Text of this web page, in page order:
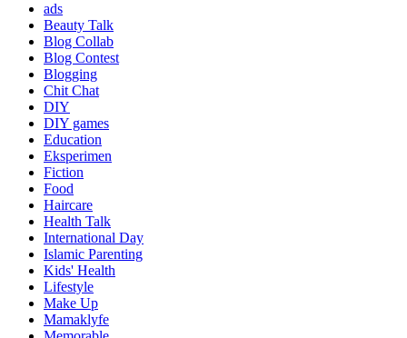
ads
Beauty Talk
Blog Collab
Blog Contest
Blogging
Chit Chat
DIY
DIY games
Education
Eksperimen
Fiction
Food
Haircare
Health Talk
International Day
Islamic Parenting
Kids' Health
Lifestyle
Make Up
Mamaklyfe